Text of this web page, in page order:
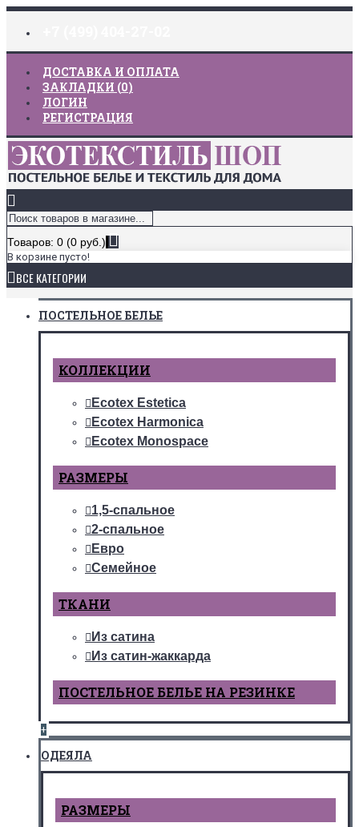
ДОСТАВКА И ОПЛАТА
ЗАКЛАДКИ (0)
ЛОГИН
РЕГИСТРАЦИЯ
Товаров: 0 (0 руб.)
В корзине пусто!
ВСЕ КАТЕГОРИИ
ПОСТЕЛЬНОЕ БЕЛЬЕ
КОЛЛЕКЦИИ
Ecotex Estetica
Ecotex Harmonica
Ecotex Monospace
РАЗМЕРЫ
1,5-спальное
2-спальное
Евро
Семейное
ТКАНИ
Из сатина
Из сатин-жаккарда
ПОСТЕЛЬНОЕ БЕЛЬЕ НА РЕЗИНКЕ
+
ОДЕЯЛА
РАЗМЕРЫ